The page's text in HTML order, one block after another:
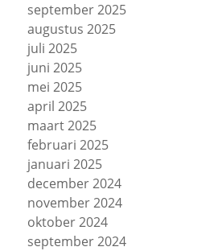
september 2025
augustus 2025
juli 2025
juni 2025
mei 2025
april 2025
maart 2025
februari 2025
januari 2025
december 2024
november 2024
oktober 2024
september 2024